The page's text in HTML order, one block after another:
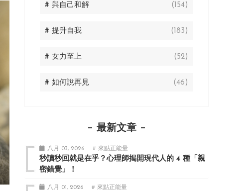
# 與自己和解 (154)
# 提升自我 (183)
# 女力至上 (52)
# 如何說再見 (46)
最新文章
八月 03, 2026 # 來點正能量
秒讀秒回就是在乎？心理師揭開現代人的 4 種「親
密錯覺」！
八月 01, 2026 # 來點正能量